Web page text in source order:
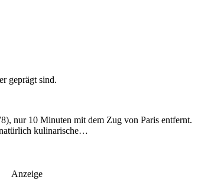
geprägt sind.
nur 10 Minuten mit dem Zug von Paris entfernt.
natürlich kulinarische…
Anzeige